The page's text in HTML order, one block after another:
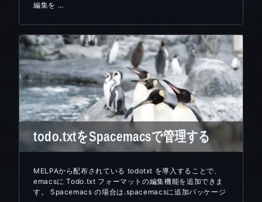
編集を …
todo.txtをSpacemacsで管理する
MELPAから配布されている todotxt を導入することで、
emacsに Todo.txt フォーマットの編集機能を追加できま
す。 Spacemacs の場合は.spacemacsに追加パッケージ